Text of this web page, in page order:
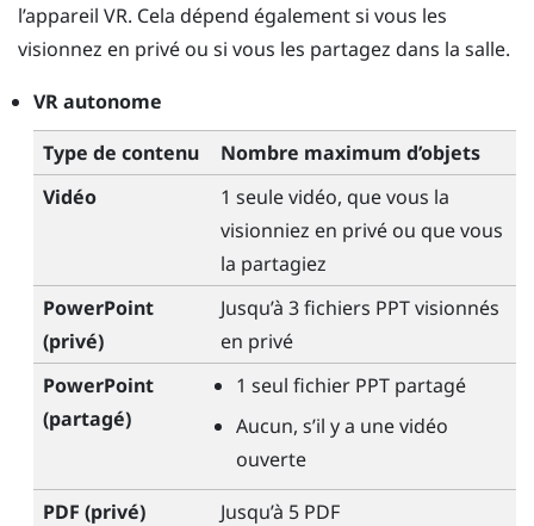
l’appareil VR. Cela dépend également si vous les
visionnez en privé ou si vous les partagez dans la salle.
VR autonome
Type de contenu
Nombre maximum d’objets
Vidéo
1 seule vidéo, que vous la
visionniez en privé ou que vous
la partagiez
PowerPoint
(privé)
Jusqu’à 3 fichiers PPT visionnés
en privé
PowerPoint
(partagé)
1 seul fichier PPT partagé
Aucun, s’il y a une vidéo
ouverte
PDF (privé)
Jusqu’à 5 PDF